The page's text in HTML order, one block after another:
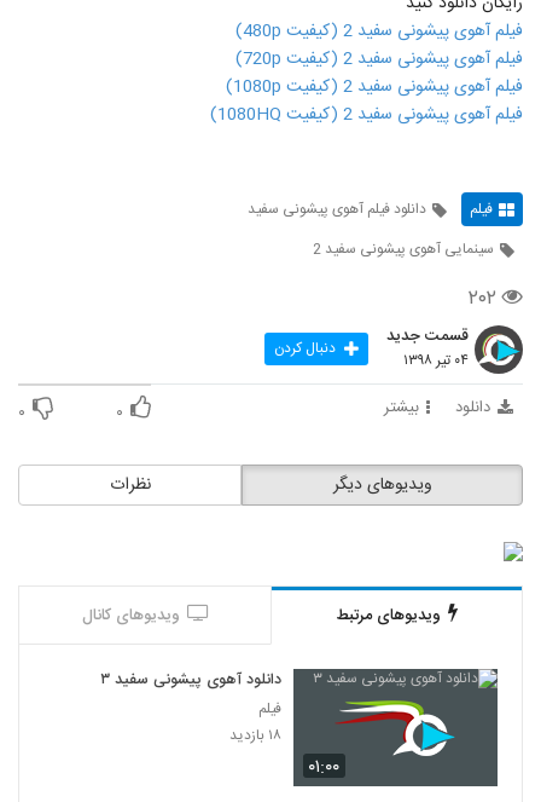
فیلم آهوی پیشونی سفید 2 (کیفیت 480p)
فیلم آهوی پیشونی سفید 2 (کیفیت 720p)
فیلم آهوی پیشونی سفید 2 (کیفیت 1080p)
فیلم آهوی پیشونی سفید 2 (کیفیت 1080HQ)
فیلم
دانلود فیلم آهوی پیشونی سفید
سینمایی آهوی پیشونی سفید 2
۲۰۲
قسمت جدید
۰۴ تیر ۱۳۹۸ دنبال کردن
دانلود بیشتر ۰ ۰
نظرات ویدیوهای دیگر
ویدیوهای مرتبط ویدیوهای کانال
۰۱:۰۰
دانلود آهوی پیشونی سفید ۳
فیلم
۱۸ بازدید